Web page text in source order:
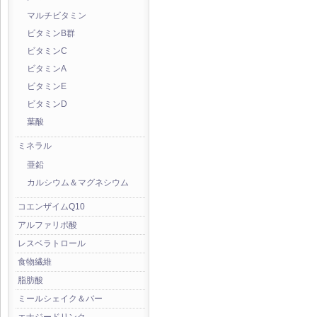
マルチビタミン
ビタミンB群
ビタミンC
ビタミンA
ビタミンE
ビタミンD
葉酸
ミネラル
亜鉛
カルシウム＆マグネシウム
コエンザイムQ10
アルファリポ酸
レスベラトロール
食物繊維
脂肪酸
ミールシェイク＆バー